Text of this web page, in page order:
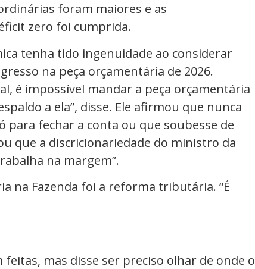
foram maiores e as
zero foi cumprida.
tenha tido ingenuidade ao considerar
na peça orçamentária de 2026.
é impossível mandar a peça orçamentária
a ela”, disse. Ele afirmou que nunca
para fechar a conta ou que soubesse de
que a discricionariedade do ministro da
na margem”.
na Fazenda foi a reforma tributária. “É
mas disse ser preciso olhar de onde o